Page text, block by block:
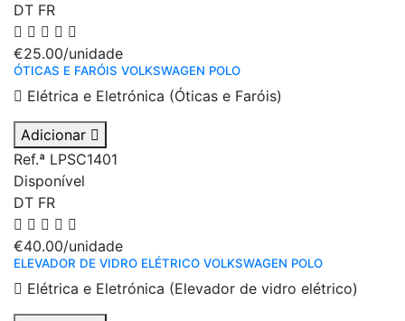
DT FR
€25.00/unidade
ÓTICAS E FARÓIS VOLKSWAGEN POLO
Elétrica e Eletrónica (Óticas e Faróis)
Adicionar
Ref.ª LPSC1401
Disponível
DT FR
€40.00/unidade
ELEVADOR DE VIDRO ELÉTRICO VOLKSWAGEN POLO
Elétrica e Eletrónica (Elevador de vidro elétrico)